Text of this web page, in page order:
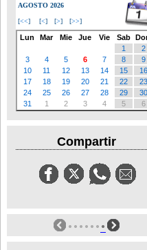
AGOSTO 2026
[<<] [<] [>] [>>]
Lun Mar Mie Jue Vie Sab
1
2
3
4 5 6 7 8
9
10
11 12 13 14 15
16
17
18 19 20 21 22
23
24
25 26 27 28 29
30
31
1 2 3 4 5 6
Compartir